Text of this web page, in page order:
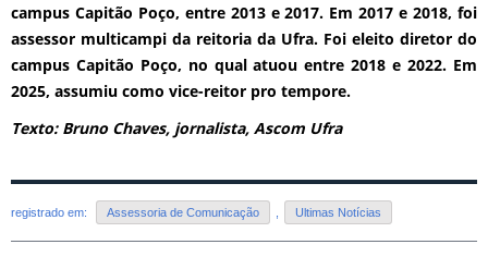
campus Capitão Poço, entre 2013 e 2017. Em 2017 e 2018, foi
assessor multicampi da reitoria da Ufra. Foi eleito diretor do
campus Capitão Poço, no qual atuou entre 2018 e 2022. Em
2025, assumiu como vice-reitor pro tempore.
Texto: Bruno Chaves, jornalista, Ascom Ufra
registrado em: Assessoria de Comunicação Ultimas Notícias